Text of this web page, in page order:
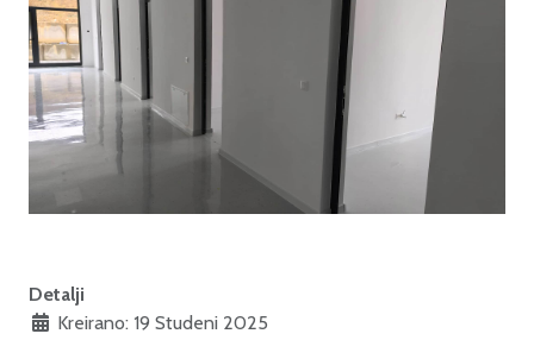
Detalji
Kreirano: 19 Studeni 2025